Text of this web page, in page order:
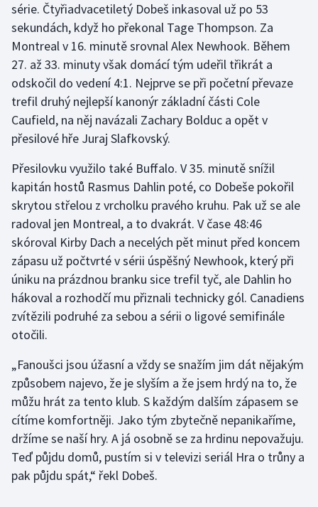
Gymnastika
Házená
Jezdectví
Judo
Lezení
Lyže a snowboard
Moderní pětiboj
Motorsport
Olympijské hry
Parasport
Plavání
Plážový volejbal
Ragby
série. Čtyřiadvacetiletý Dobeš inkasoval už po 53
sekundách, když ho překonal Tage Thompson. Za
Montreal v 16. minutě srovnal Alex Newhook. Během
27. až 33. minuty však domácí tým udeřil třikrát a
odskočil do vedení 4:1. Nejprve se při početní převaze
trefil druhý nejlepší kanonýr základní části Cole
Caufield, na něj navázali Zachary Bolduc a opět v
přesilové hře Juraj Slafkovský.
Přesilovku využilo také Buffalo. V 35. minutě snížil
kapitán hostů Rasmus Dahlin poté, co Dobeše pokořil
skrytou střelou z vrcholku pravého kruhu. Pak už se ale
radoval jen Montreal, a to dvakrát. V čase 48:46
skóroval Kirby Dach a necelých pět minut před koncem
zápasu už počtvrté v sérii úspěšný Newhook, který při
úniku na prázdnou branku sice trefil tyč, ale Dahlin ho
hákoval a rozhodčí mu přiznali technicky gól. Canadiens
zvítězili podruhé za sebou a sérii o ligové semifinále
otočili.
„Fanoušci jsou úžasní a vždy se snažím jim dát nějakým
způsobem najevo, že je slyším a že jsem hrdý na to, že
můžu hrát za tento klub. S každým dalším zápasem se
cítíme komfortněji. Jako tým zbytečně nepanikaříme,
držíme se naší hry. A já osobně se za hrdinu nepovažuju.
Teď půjdu domů, pustím si v televizi seriál Hra o trůny a
pak půjdu spát,“ řekl Dobeš.